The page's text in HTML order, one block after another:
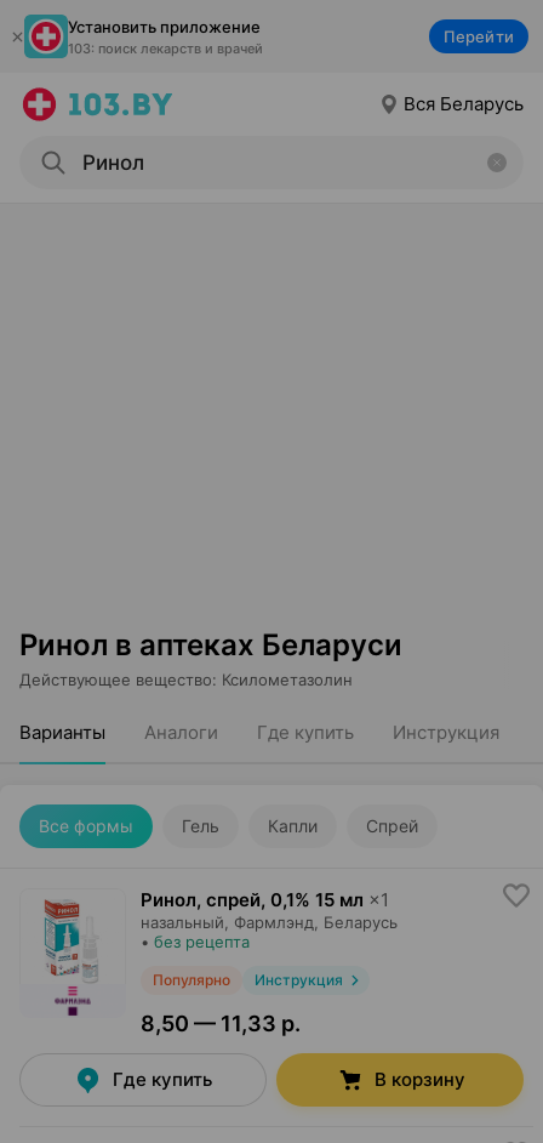
Установить приложение
103: поиск лекарств и врачей
Перейти
Вся Беларусь
Ринол в аптеках Беларуси
Действующее вещество: Ксилометазолин
Варианты Аналоги Где купить Инструкция
Все формы Гель Капли Спрей
Ринол, спрей, 0,1% 15 мл ×1
назальный, Фармлэнд , Беларусь
• без рецепта
Популярно Инструкция
8,50 — 11,33 р.
Где купить В корзину